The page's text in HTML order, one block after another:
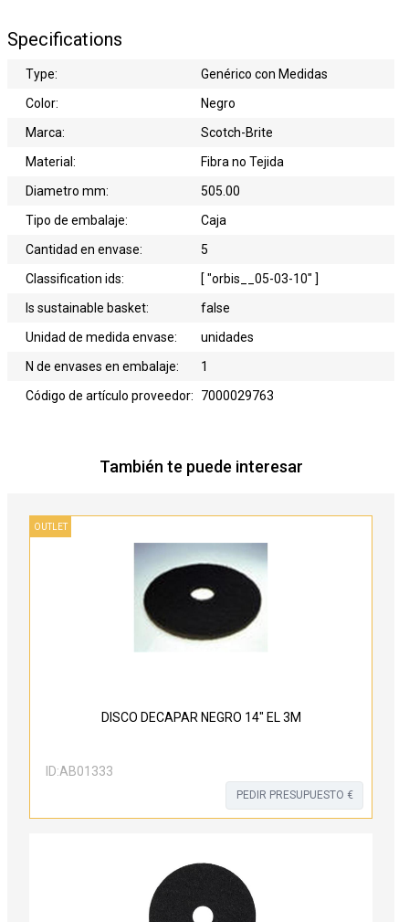
Specifications
Type:
Genérico con Medidas
Color:
Negro
Marca:
Scotch-Brite
Material:
Fibra no Tejida
Diametro mm:
505.00
Tipo de embalaje:
Caja
Cantidad en envase:
5
Classification ids:
[ "orbis__05-03-10" ]
Is sustainable basket:
false
Unidad de medida envase:
unidades
N de envases en embalaje:
1
Código de artículo proveedor:
7000029763
También te puede interesar
OUTLET
DISCO DECAPAR NEGRO 14" EL 3M
ID:AB01333
PEDIR PRESUPUESTO €